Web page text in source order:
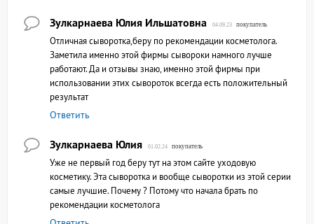
Зулкарнаева Юлия Ильшатовна 04.09.23 покупатель
Отличная сыворотка,беру по рекомендации косметолога.
Заметила именно этой фирмы сывороки намного лучше
работают. Да и отзывы знаю, именно этой фирмы при
использовании этих сывороток всегда есть положительный
результат
Ответить
Зулкарнаева Юлия 01.02.24 покупатель
Уже не первый год беру тут на этом сайте уходовую
косметику. Эта сыворотка и вообще сыворотки из этой серии
самые лучшие. Почему ? Потому что начала брать по
рекомендации косметолога